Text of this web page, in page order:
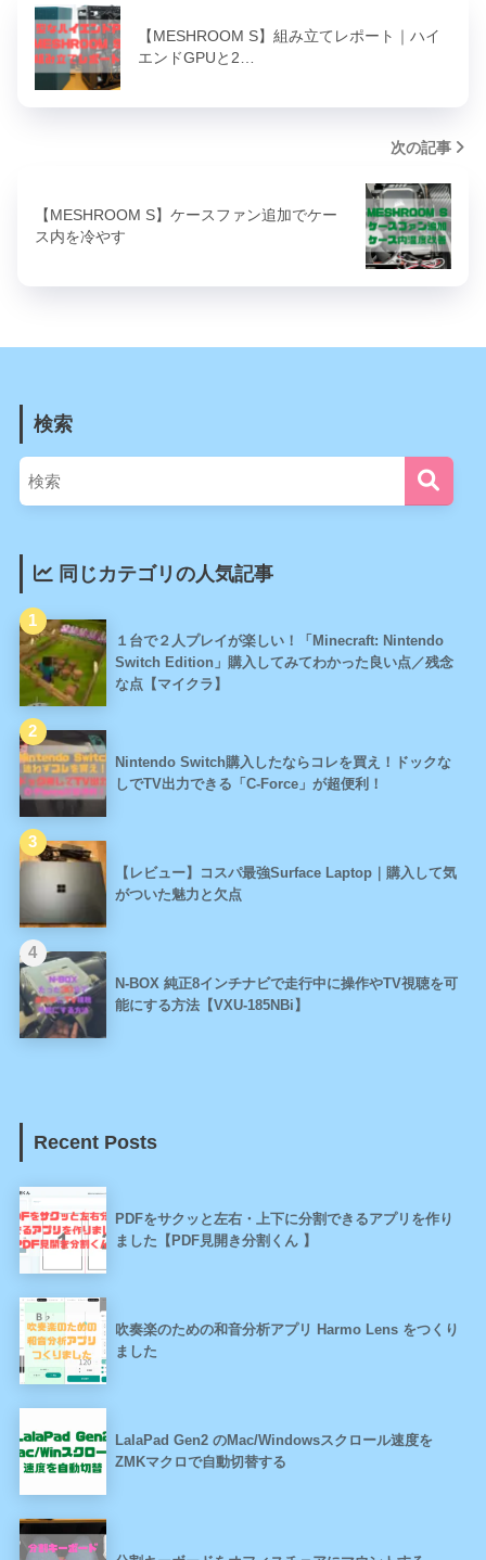
【MESHROOM S】組み立てレポート｜ハイ
エンドGPUと2…
次の記事
【MESHROOM S】ケースファン追加でケー
ス内を冷やす
検索
同じカテゴリの人気記事
１台で２人プレイが楽しい！「Minecraft: Nintendo
Switch Edition」購入してみてわかった良い点／残念
な点【マイクラ】
Nintendo Switch購入したならコレを買え！ドックな
しでTV出力できる「C-Force」が超便利！
【レビュー】コスパ最強Surface Laptop｜購入して気
がついた魅力と欠点
N-BOX 純正8インチナビで走行中に操作やTV視聴を可
能にする方法【VXU-185NBi】
Recent Posts
PDFをサクッと左右・上下に分割できるアプリを作り
ました【PDF見開き分割くん 】
吹奏楽のための和音分析アプリ Harmo Lens をつくり
ました
LalaPad Gen2 のMac/Windowsスクロール速度を
ZMKマクロで自動切替する